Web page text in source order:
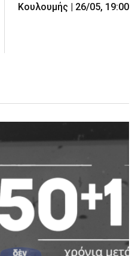
Κουλουμής | 26/05, 19:00